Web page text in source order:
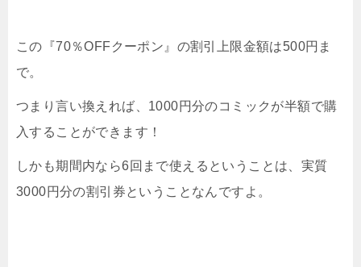
この『70％OFFクーポン』の割引上限金額は500円ま
で。
つまり言い換えれば、1000円分のコミックが半額で購
入することができます！
しかも期間内なら6回まで使えるということは、実質
3000円分の割引券ということなんですよ。